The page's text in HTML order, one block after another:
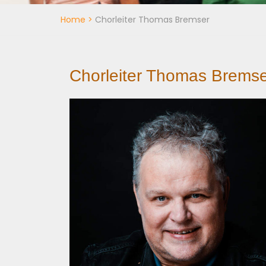
Home > Chorleiter Thomas Bremser
Chorleiter Thomas